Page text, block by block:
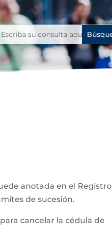
anotada en el Registro
de sucesión.
cancelar la cédula de